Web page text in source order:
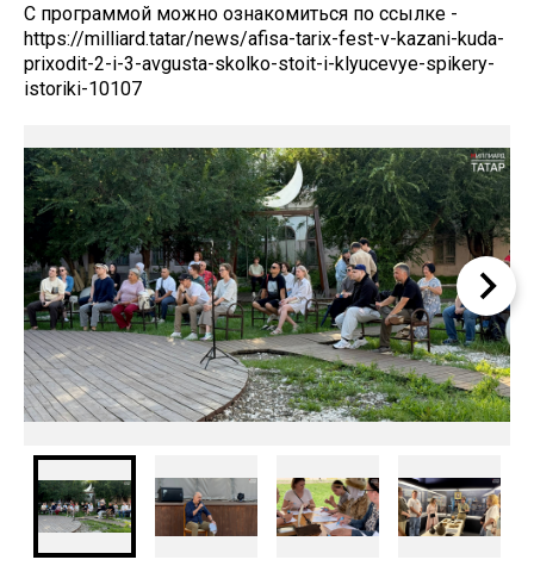
С программой можно ознакомиться по ссылке -
https://milliard.tatar/news/afisa-tarix-fest-v-kazani-kuda-
prixodit-2-i-3-avgusta-skolko-stoit-i-klyucevye-spikery-
istoriki-10107